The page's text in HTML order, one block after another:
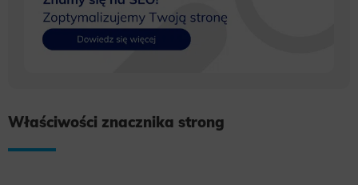
Właściwości znacznika strong